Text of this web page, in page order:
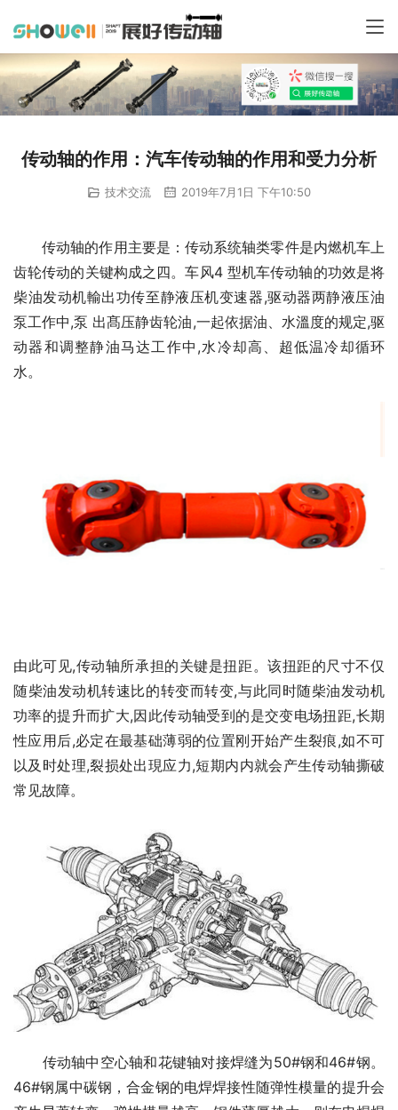
传动轴的作用：汽车传动轴的作用和受力分析
技术交流 2019年7月1日 下午10:50
传动轴的作用主要是：传动系统轴类零件是内燃机车上
齿轮传动的关键构成之四。车风4 型机车传动轴的功效是将
柴油发动机輸出功传至静液压机变速器,驱动器两静液压油
泵工作中,泵 出髙压静齿轮油,一起依据油、水溫度的规定,驱
动器和调整静油马达工作中,水冷却高、超低温冷却循环
水。
由此可见,传动轴所承担的关键是扭距。该扭距的尺寸不仅
随柴油发动机转速比的转变而转变,与此同时随柴油发动机
功率的提升而扩大,因此传动轴受到的是交变电场扭距,长期
性应用后,必定在最基础薄弱的位置刚开始产生裂痕,如不可
以及时处理,裂损处出現应力,短期内内就会产生传动轴撕破
常见故障。
传动轴中空心轴和花键轴对接焊缝为50#钢和46#钢。
46#钢属中碳钢，合金钢的电焊焊接性随弹性模量的提升会